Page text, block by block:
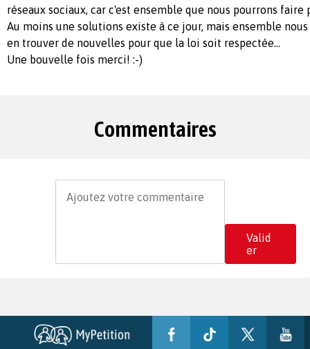
réseaux sociaux, car c'est ensemble que nous pourrons faire
Au moins une solutions existe à ce jour, mais ensemble
en trouver de nouvelles pour que la loi soit respectée...
Une bouvelle fois merci! :-)
Commentaires
Valid
er